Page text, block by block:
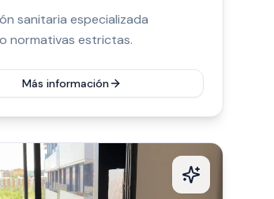
sanitaria especializada
normativas estrictas.
Más información